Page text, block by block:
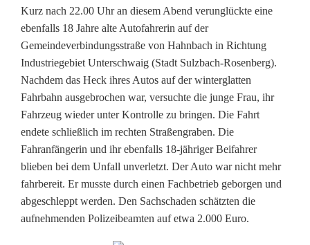
U
n
f
ä
l
l
e
n
i
Kurz nach 22.00 Uhr an diesem Abend verunglückte eine
ebenfalls 18 Jahre alte Autofahrerin auf der
Gemeindeverbindungsstraße von Hahnbach in Richtung
Industriegebiet Unterschwaig (Stadt Sulzbach-Rosenberg).
Nachdem das Heck ihres Autos auf der winterglatten
Fahrbahn ausgebrochen war, versuchte die junge Frau, ihr
Fahrzeug wieder unter Kontrolle zu bringen. Die Fahrt
endete schließlich im rechten Straßengraben. Die
Fahranfängerin und ihr ebenfalls 18-jähriger Beifahrer
blieben bei dem Unfall unverletzt. Der Auto war nicht mehr
fahrbereit. Er musste durch einen Fachbetrieb geborgen und
abgeschleppt werden. Den Sachschaden schätzten die
aufnehmenden Polizeibeamten auf etwa 2.000 Euro.